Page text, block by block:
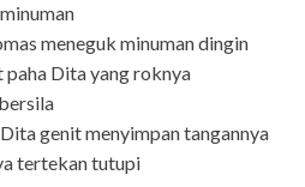
meneguk minuman dingin
paha Dita yang roknya
genit menyimpan tangannya
tertekan tutupi